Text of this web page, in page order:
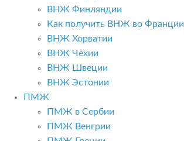
ВНЖ Финляндии
Как получить ВНЖ во Франции
ВНЖ Хорватии
ВНЖ Чехии
ВНЖ Швеции
ВНЖ Эстонии
ПМЖ
ПМЖ в Сербии
ПМЖ Венгрии